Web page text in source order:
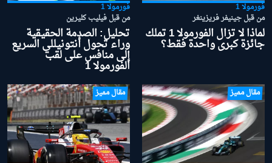
فورمولا 1
من قبل جينيفر فريزينغر
لماذا لا تزال الفورمولا 1 تملك
جائزة كبرى واحدة فقط؟
فورمولا 1
من قبل فيليب كليرين
تحليل: الصدمة الحقيقية
وراء تحول أنتونيللي السريع
إلى منافس على لقب
الفورمولا 1
مقال مميز مقال مميز